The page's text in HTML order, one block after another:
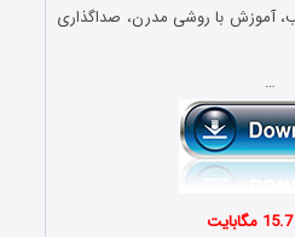
آموزش با روشی مدرن، صداگذاری
…